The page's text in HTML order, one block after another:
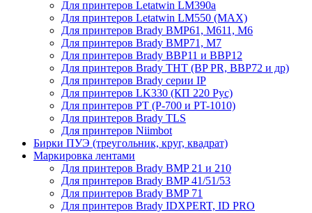
Для принтеров Letatwin LM390a
Для принтеров Letatwin LM550 (MAX)
Для принтеров Brady BMP61, M611, M6
Для принтеров Brady BMP71, M7
Для принтеров Brady BBP11 и BBP12
Для принтеров Brady THT (BP PR, BBP72 и др)
Для принтеров Brady серии IP
Для принтеров LK330 (КП 220 Рус)
Для принтеров PT (P-700 и PT-1010)
Для принтеров Brady TLS
Для принтеров Niimbot
Бирки ПУЭ (треугольник, круг, квадрат)
Маркировка лентами
Для принтеров Brady BMP 21 и 210
Для принтеров Brady BMP 41/51/53
Для принтеров Brady BMP 71
Для принтеров Brady IDXPERT, ID PRO